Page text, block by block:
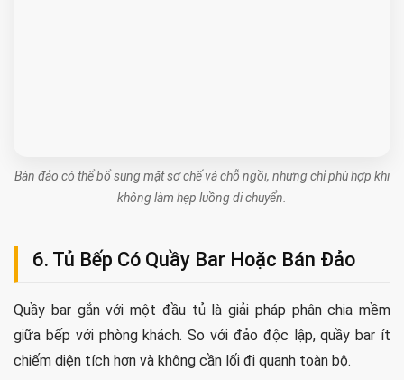
Bàn đảo có thể bổ sung mặt sơ chế và chỗ ngồi, nhưng chỉ phù hợp khi
không làm hẹp luồng di chuyển.
6. Tủ Bếp Có Quầy Bar Hoặc Bán Đảo
Quầy bar gắn với một đầu tủ là giải pháp phân chia mềm
giữa bếp với phòng khách. So với đảo độc lập, quầy bar ít
chiếm diện tích hơn và không cần lối đi quanh toàn bộ.